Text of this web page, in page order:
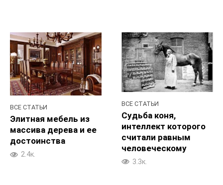
ВСЕ СТАТЬИ
Элитная мебель из
массива дерева и ее
достоинства
2.4к.
ВСЕ СТАТЬИ
Судьба коня,
интеллект которого
считали равным
человеческому
3.3к.